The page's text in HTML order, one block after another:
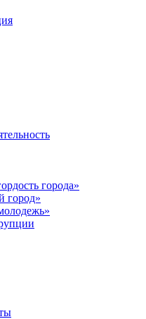
города»
город»